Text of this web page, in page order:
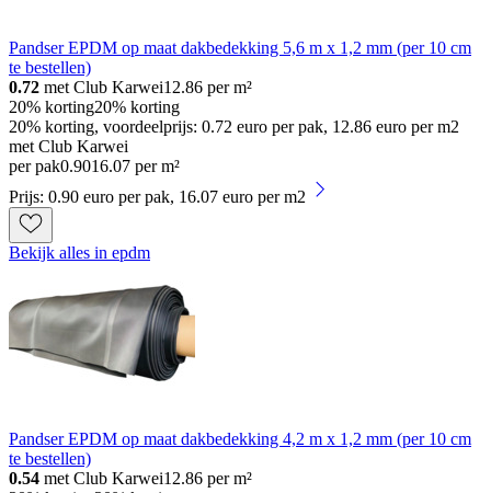
Pandser EPDM op maat dakbedekking 5,6 m x 1,2 mm (per 10 cm
te bestellen)
0.72 met Club Karwei12.86 per m²
20% korting20% korting
20% korting, voordeelprijs: 0.72 euro per pak, 12.86 euro per m2
met Club Karwei
per pak0.9016.07 per m²
Prijs: 0.90 euro per pak, 16.07 euro per m2
Bekijk alles in epdm
Pandser EPDM op maat dakbedekking 4,2 m x 1,2 mm (per 10 cm
te bestellen)
0.54 met Club Karwei12.86 per m²